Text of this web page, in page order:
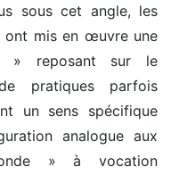
sous cet angle, les
ont mis en œuvre une
» reposant sur le
pratiques parfois
un sens spécifique
analogue aux
» à vocation